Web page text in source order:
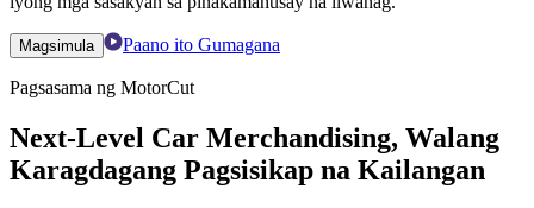
Magsimula Paano ito Gumagana
Pagsasama ng MotorCut
Next-Level Car Merchandising, Walang
Karagdagang Pagsisikap na Kailangan